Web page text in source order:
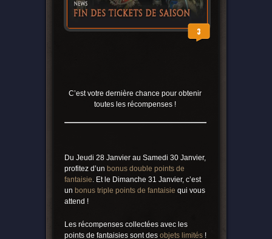
3
C’est votre dernière chance pour obtenir
toutes les récompenses !
Du Jeudi 28 Janvier au Samedi 30 Janvier,
profitez d’un bonus double points de
fantaisie. Et le Dimanche 31 Janvier, c’est
un bonus triple points de fantaisie qui vous
attend !
Les récompenses collectées avec les
points de fantaisies sont des objets limités!